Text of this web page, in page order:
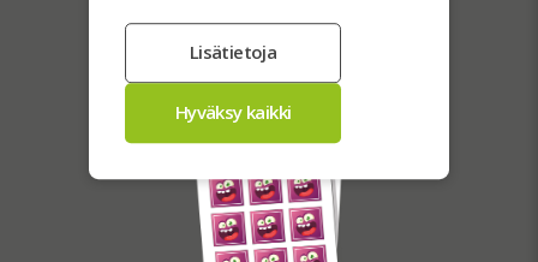
Läpinäkyvät tarrat